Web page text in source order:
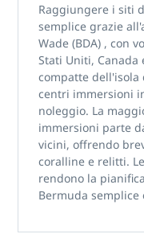
Raggiungere i siti
semplice grazie
Wade (BDA) , con
Stati Uniti, Canada
compatte dell'isola
centri immersioni
noleggio. La
immersioni parte
vicini, offrendo
coralline e relitti.
rendono la
Bermuda semplice